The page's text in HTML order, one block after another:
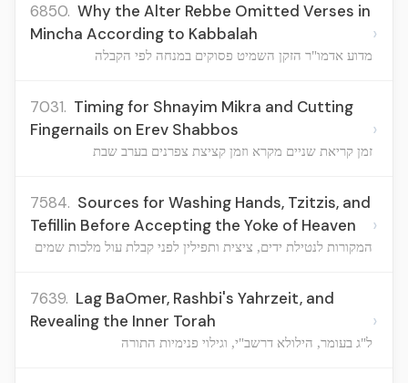
6850. Why the Alter Rebbe Omitted Verses in
Mincha According to Kabbalah
מדוע אדמו"ר הזקן השמיט פסוקים במנחה לפי הקבלה
›
7031. Timing for Shnayim Mikra and Cutting
Fingernails on Erev Shabbos
זמן קריאת שניים מקרא וזמן קציצת צפרנים בערב שבת
›
7584. Sources for Washing Hands, Tzitzis, and
Tefillin Before Accepting the Yoke of Heaven
המקורות לנטילת ידים, ציצית ותפילין לפני קבלת עול מלכות שמים
›
7639. Lag BaOmer, Rashbi's Yahrzeit, and
Revealing the Inner Torah
ל"ג בעומר, הילולא דרשב"י, וגילוי פנימיות התורה
›